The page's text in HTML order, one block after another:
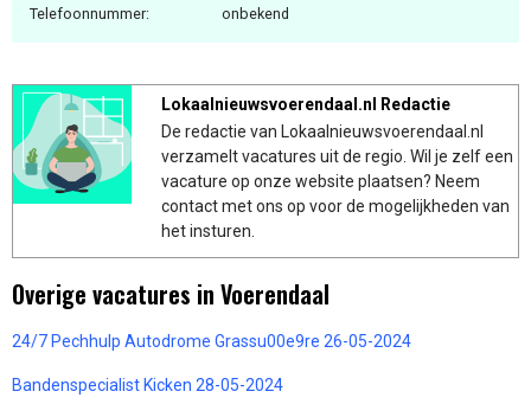
Telefoonnummer: onbekend
Lokaalnieuwsvoerendaal.nl Redactie
De redactie van Lokaalnieuwsvoerendaal.nl
verzamelt vacatures uit de regio. Wil je zelf een
vacature op onze website plaatsen? Neem
contact met ons op voor de mogelijkheden van
het insturen.
Overige vacatures in Voerendaal
24/7 Pechhulp Autodrome Grassu00e9re 26-05-2024
Bandenspecialist Kicken 28-05-2024